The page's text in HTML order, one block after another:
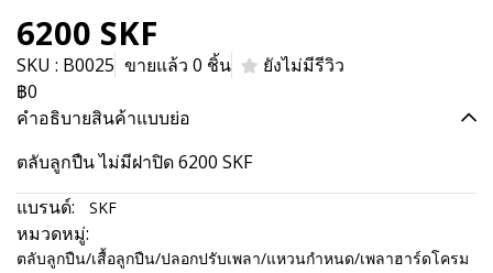
6200 SKF
SKU : B0025 ขายแล้ว 0 ชิ้น
ยังไม่มีรีวิว
฿0
คำอธิบายสินค้าแบบย่อ
ตลับลูกปืน ไม่มีฝาปิด 6200 SKF
แบรนด์:
SKF
หมวดหมู่:
ตลับลูกปืน/เสื้อลูกปืน/ปลอกปรับเพลา/แหวนกำหนด/เพลาฮาร์ดโครม